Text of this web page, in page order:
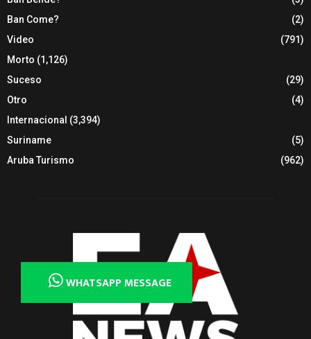
Ban Come?
(2)
Video
(791)
Morto (1,126)
Suceso
(29)
Otro
(4)
Internacional (3,394)
Suriname
(5)
Aruba Turismo
(962)
WHATSAPP MESSAGE